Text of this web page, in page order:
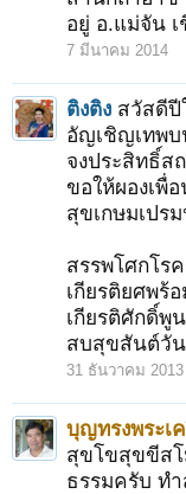
อยู่ อ.แม่จัน เ
7 มีนาคม 2014
ติงติง สวัสดีปี
อัญเชิญเทพ
จงประสิทธิ์ส
ขอให้ผองเพื่
สุขเกษมเปร
สรรพโศกโร
เกียรติยศพร้
เกียรติศักดิ์พู
สบสุขสันต์วั
31 ธันวาคม 2013
บุญทรงพระเ
สุขโขสุขขีสโ
ธรรมครับ ท
1 2